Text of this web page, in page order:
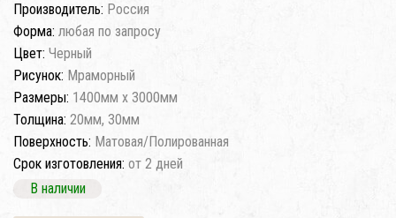
Производитель: Россия
Форма: любая по запросу
Цвет: Черный
Рисунок: Мраморный
Размеры: 1400мм x 3000мм
Толщина: 20мм, 30мм
Поверхность: Матовая/Полированная
Срок изготовления: от 2 дней
В наличии